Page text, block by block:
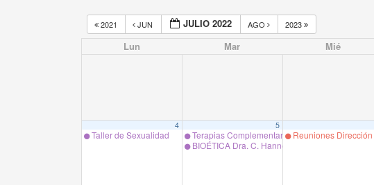
2021 JUN JULIO 2022 AGO 2023
Lun Mar Mié
4
Taller de Sexualidad
5
Terapias Complementarias Prof Monica Espinoza
BIOÉTICA Dra. C. Hanne
Reuniones Dirección